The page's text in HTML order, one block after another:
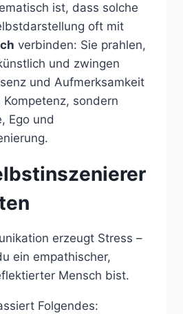
ist, dass solche
oft mit
verbinden: Sie prahlen,
und zwingen
und Aufmerksamkeit
sondern
Ego und
erzeugt Stress –
ein empathischer,
Mensch bist.
Folgendes: